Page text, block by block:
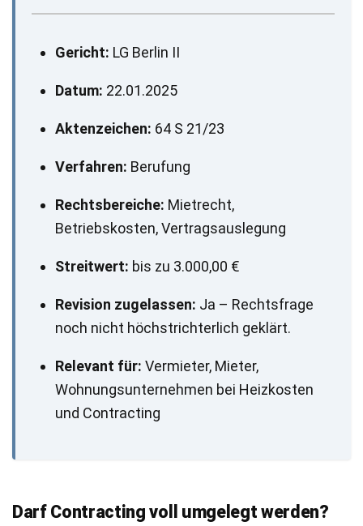
Gericht: LG Berlin II
Datum: 22.01.2025
Aktenzeichen: 64 S 21/23
Verfahren: Berufung
Rechtsbereiche: Mietrecht,
Betriebskosten, Vertragsauslegung
Streitwert: bis zu 3.000,00 €
Revision zugelassen: Ja – Rechtsfrage
noch nicht höchstrichterlich geklärt.
Relevant für: Vermieter, Mieter,
Wohnungsunternehmen bei Heizkosten
und Contracting
Darf Contracting voll umgelegt werden?